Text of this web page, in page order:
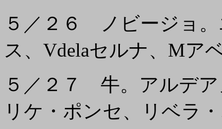
５／２６ ノビージョ
ス、Vdelaセルナ、Mア
５／２７ 牛。アルデ
リケ・ポンセ、リベラ